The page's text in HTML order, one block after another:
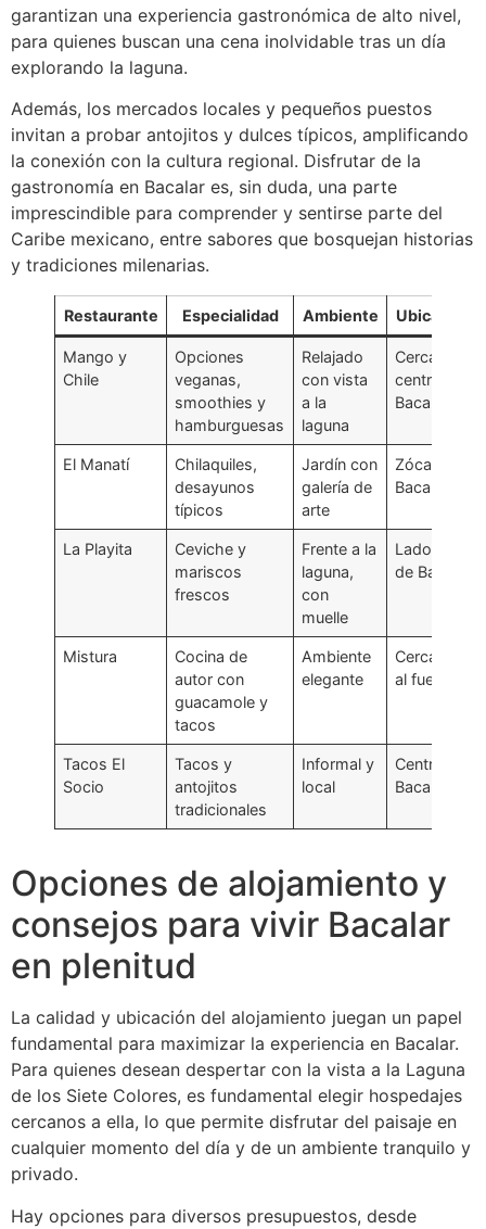
garantizan una experiencia gastronómica de alto nivel,
para quienes buscan una cena inolvidable tras un día
explorando la laguna.
Además, los mercados locales y pequeños puestos
invitan a probar antojitos y dulces típicos, amplificando
la conexión con la cultura regional. Disfrutar de la
gastronomía en Bacalar es, sin duda, una parte
imprescindible para comprender y sentirse parte del
Caribe mexicano, entre sabores que bosquejan historias
y tradiciones milenarias.
Restaurante Especialidad Ambiente Ubicación
Mango y
Chile
Opciones
veganas,
smoothies y
hamburguesas
Relajado
con vista
a la
laguna
Cerca del
centro de
Bacalar
El Manatí
Chilaquiles,
desayunos
típicos
Jardín con
galería de
arte
Zócalo de
Bacalar
La Playita
Ceviche y
mariscos
frescos
Frente a la
laguna,
con
muelle
Lado este
de Bacalar
Mistura
Cocina de
autor con
guacamole y
tacos
Ambiente
elegante
Cercano
al fuerte
Tacos El
Socio
Tacos y
antojitos
tradicionales
Informal y
local
Centro de
Bacalar
Opciones de alojamiento y
consejos para vivir Bacalar
en plenitud
La calidad y ubicación del alojamiento juegan un papel
fundamental para maximizar la experiencia en Bacalar.
Para quienes desean despertar con la vista a la Laguna
de los Siete Colores, es fundamental elegir hospedajes
cercanos a ella, lo que permite disfrutar del paisaje en
cualquier momento del día y de un ambiente tranquilo y
privado.
Hay opciones para diversos presupuestos, desde